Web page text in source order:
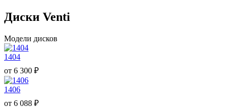
Диски Venti
Модели дисков
1404
от 6 300 ₽
1406
от 6 088 ₽